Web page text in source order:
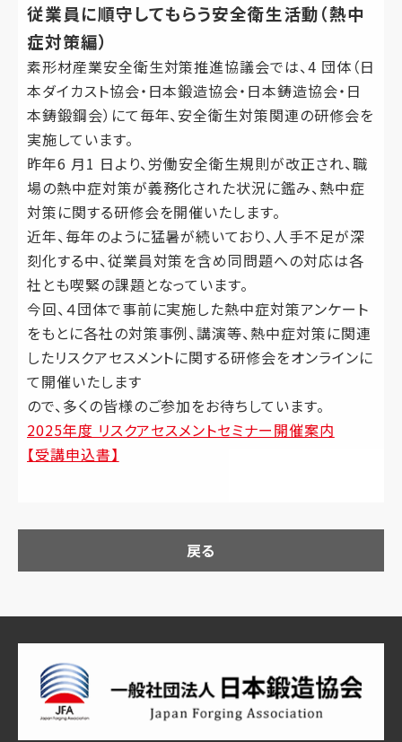
従業員に順守してもらう安全衛⽣活動（熱中
症対策編）
素形材産業安全衛⽣対策推進協議会では、4 団体（⽇
本ダイカスト協会・⽇本鍛造協会・⽇本鋳造協会・⽇
本鋳鍛鋼会）にて毎年、安全衛⽣対策関連の研修会を
実施しています。
昨年6 ⽉1 ⽇より、労働安全衛⽣規則が改正され、職
場の熱中症対策が義務化された状況に鑑み、熱中症
対策に関する研修会を開催いたします。
近年、毎年のように猛暑が続いており、⼈⼿不⾜が深
刻化する中、従業員対策を含め同問題への対応は各
社とも喫緊の課題となっています。
今回、４団体で事前に実施した熱中症対策アンケート
をもとに各社の対策事例、講演等、熱中症対策に関連
したリスクアセスメントに関する研修会をオンラインに
て開催いたします
ので、多くの皆様のご参加をお待ちしています。
2025年度 リスクアセスメントセミナー開催案内
【受講申込書】
戻る